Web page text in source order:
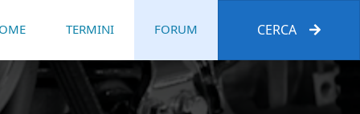
TERMINI FORUM CERCA